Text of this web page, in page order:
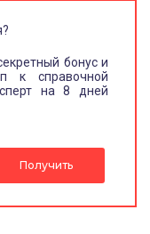
бонус и
к справочной
на 8 дней